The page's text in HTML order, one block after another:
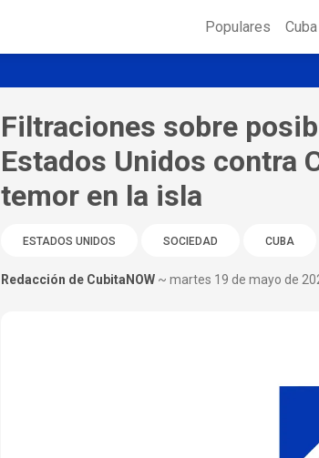
Populares Cuba
Filtraciones sobre
Estados Unidos contra
temor en la isla
ESTADOS UNIDOS SOCIEDAD CUBA
Redacción de CubitaNOW ~ martes 19 de mayo de